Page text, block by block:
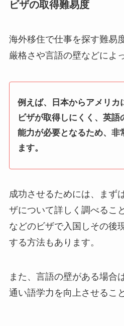
ビザの取得難易度
海外移住で仕事を探す難易
厳格さや言語の壁などによ
例えば、日本からアメリカ
ビザが取得しにくく、英
能力が必要となるため、非
ます。
成功させるためには、まず
ザについて詳しく調べるこ
などのビザで入国しその後
する方法もあります。
また、言語の壁がある場合
通い語学力を向上させるこ